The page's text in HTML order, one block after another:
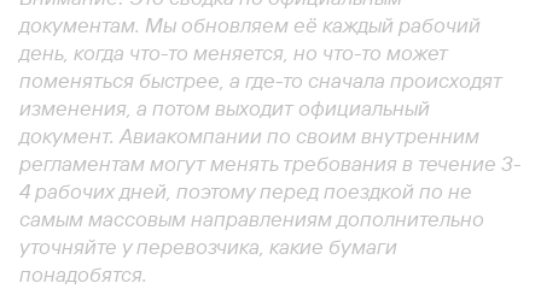
документам. Мы обновляем её каждый рабочий
день, когда что-то меняется, но что-то может
поменяться быстрее, а где-то сначала происходят
изменения, а потом выходит официальный
документ. Авиакомпании по своим внутренним
регламентам могут менять требования в течение 3-
4 рабочих дней, поэтому перед поездкой по не
самым массовым направлениям дополнительно
уточняйте у перевозчика, какие бумаги
понадобятся.